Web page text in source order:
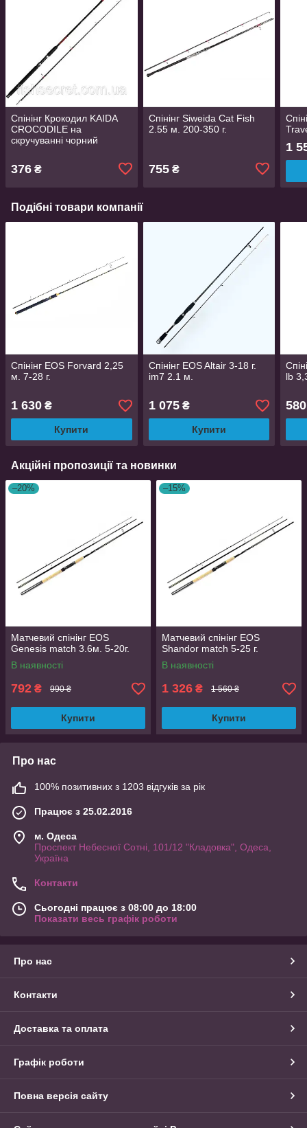
Спінінг Крокодил KAIDA
CROCODILE на
скручуванні чорний
376 ₴
Спінінг Siweida Cat Fish
2.55 м. 200-350 г.
755₴
1
Подібні товари компанії
Спінінг EOS Forvard 2,25
м. 7-28 г.
1 630 ₴
Купити
Спінінг EOS Altair 3-18 г.
im7 2.1 м.
1 075₴
Купити
lb
580
Акційні пропозиції та новинки
–20%
Матчевий спінінг EOS
Genesis match 3.6м. 5-20г.
В наявності
792 ₴ 990 ₴
Купити
–15%
Матчевий спінінг EOS
Shandor match 5-25 г.
В наявності
1 326 ₴ 1 560 ₴
Купити
Про нас
100% позитивних з 1203 відгуків за рік
Працює з 25.02.2016
м. Одеса
Проспект Небесної Сотні, 101/12 "Кладовка", Одеса,
Україна
Контакти
Сьогодні працює з 08:00 до 18:00
Показати весь графік роботи
Про нас
Контакти
Доставка та оплата
Графік роботи
Повна версія сайту